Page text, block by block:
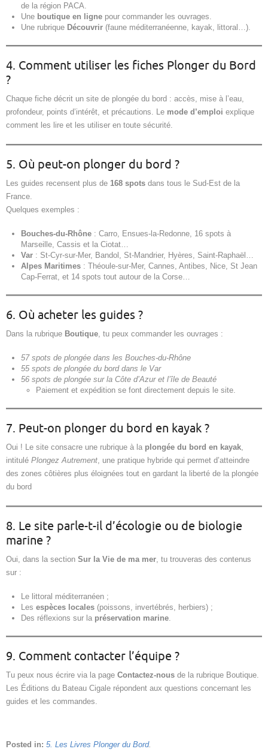
de la région PACA.
Une boutique en ligne pour commander les ouvrages.
Une rubrique Découvrir (faune méditerranéenne, kayak, littoral…).
4. Comment utiliser les fiches Plonger du Bord
?
Chaque fiche décrit un site de plongée du bord : accès, mise à l’eau,
profondeur, points d’intérêt, et précautions. Le mode d’emploi explique
comment les lire et les utiliser en toute sécurité.
5. Où peut-on plonger du bord ?
Les guides recensent plus de 168 spots dans tous le Sud-Est de la
France.
Quelques exemples :
Bouches-du-Rhône : Carro, Ensues-la-Redonne, 16 spots à
Marseille, Cassis et la Ciotat…
Var : St-Cyr-sur-Mer, Bandol, St-Mandrier, Hyères, Saint-Raphaël…
Alpes Maritimes : Théoule-sur-Mer, Cannes, Antibes, Nice, St Jean
Cap-Ferrat, et 14 spots tout autour de la Corse…
6. Où acheter les guides ?
Dans la rubrique Boutique , tu peux commander les ouvrages :
57 spots de plongée dans les Bouches-du-Rhône
55 spots de plongée du bord dans le Var
56 spots de plongée sur la Côte d’Azur et l’île de Beauté
Paiement et expédition se font directement depuis le site.
7. Peut-on plonger du bord en kayak ?
Oui ! Le site consacre une rubrique à la plongée du bord en kayak
intitulé Plongez Autrement , une pratique hybride qui permet d’atteindre
des zones côtières plus éloignées tout en gardant la liberté de la plongée
du bord
8. Le site parle-t-il d’écologie ou de biologie
marine ?
Oui, dans la section Sur la Vie de ma mer , tu trouveras des contenus
sur :
Le littoral méditerranéen ;
Les espèces locales (poissons, invertébrés, herbiers) ;
Des réflexions sur la préservation marine
9. Comment contacter l’équipe ?
Tu peux nous écrire via la page Contactez-nous de la rubrique Boutique.
Les Éditions du Bateau Cigale répondent aux questions concernant les
guides et les commandes.
Posted in: 5. Les Livres Plonger du Bord.